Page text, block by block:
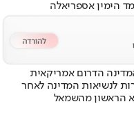
הימין אספריאלה
הדרום אמריקאית
לנשיאות המדינה לאחר
הראשון מהשמאל